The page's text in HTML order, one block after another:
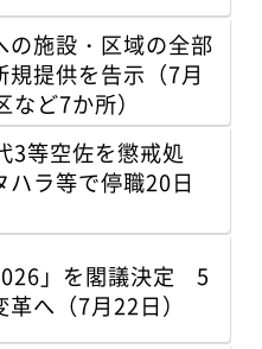
の施設・区域の全部
提供を告示（7月
ど7か所）
3等空佐を懲戒処
ラ等で停職20日
」を閣議決定 5
へ（7月22日）